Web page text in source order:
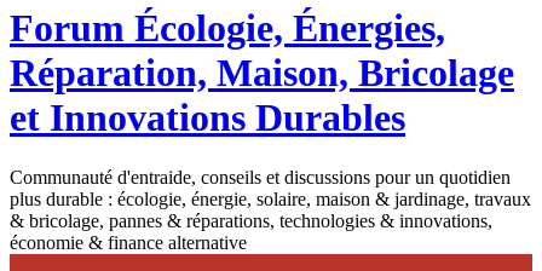
Forum Écologie, Énergies,
Réparation, Maison, Bricolage
et Innovations Durables
Communauté d'entraide, conseils et discussions pour un quotidien
plus durable : écologie, énergie, solaire, maison & jardinage, travaux
& bricolage, pannes & réparations, technologies & innovations,
économie & finance alternative